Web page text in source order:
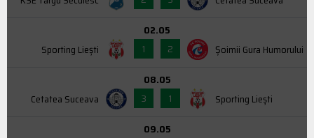
Sporting Liești
02.05
1
2 Şoimii Gura Humorului
Cetatea Suceava
08.05
3
1
Sporting Liești
09.05